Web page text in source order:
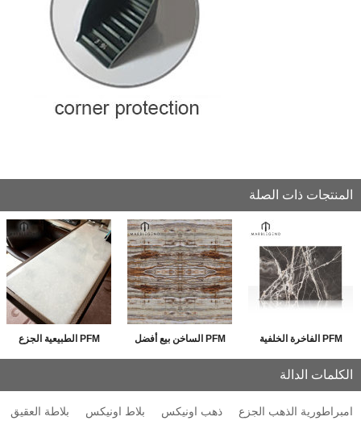
المنتجات ذات الصلة
PFM الفاخرة الخلفية
السعر
PFM الساخن بيع أفضل
الجزع بلاط
PFM الطبيعية الجزع
بلاطة الأسعار
الكلمات الدالة
امبراطورية الذهب الجزع ذهب اونيكس بلاط اونيكس بلاطة العقيق